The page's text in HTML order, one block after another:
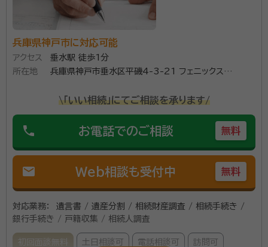
的かつ広範囲にわたる優れたワンストップ・サービス」を
内容＞ 行政書士としての業務全般 主に家族信託・遺言
書起案、作成指導や遺産分割協議書作成などの相続関
係書類作成や相続手続き全般、任意後見契約書作成な
び生命保険募集業務。 ＜信条＞ 常に顧客の利益を一番
に考える。 顧客に一番喜んでいただける方法・手段を考
リウスを通じて対応します。
兵庫県行政書士会
兵庫県神戸市に対応可能
アクセス
垂水駅 徒歩1分
所在地
兵庫県神戸市垂水区平磯4-3-21 フェニックス
\「いい相続」にてご相談を承ります/
phone お電話でのご相談 無料
mail Web相談も受付中 無料
対応業務：
遺言書 / 遺産分割 / 相続財産調査 / 相続手続き /
銀行手続き / 戸籍収集 / 相続人調査
初回面談無料 土日相談可 電話相談可 訪問可